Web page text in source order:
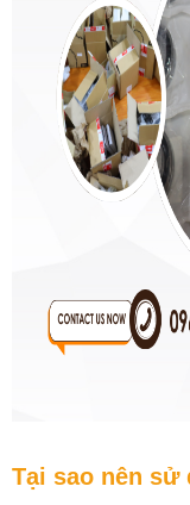
Tại sao nên sử